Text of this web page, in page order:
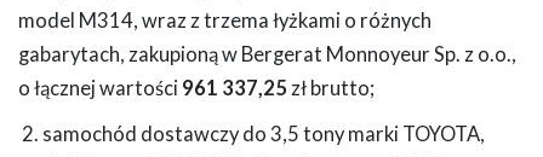
model M314, wraz z trzema łyżkami o różnych
gabarytach, zakupioną w Bergerat Monnoyeur Sp. z o.o.,
o łącznej wartości 961 337,25 zł brutto;
2. samochód dostawczy do 3,5 tony marki TOYOTA,